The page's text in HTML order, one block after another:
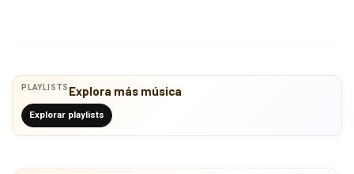
PLAYLISTS Explora más música
Explorar playlists